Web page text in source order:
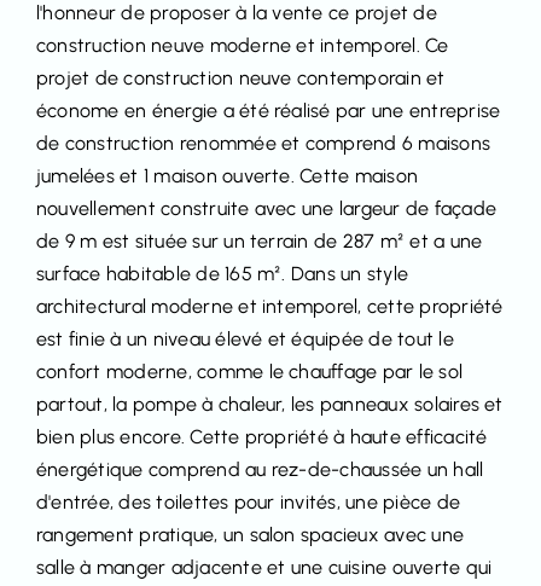
l'honneur de proposer à la vente ce projet de
construction neuve moderne et intemporel. Ce
projet de construction neuve contemporain et
économe en énergie a été réalisé par une entreprise
de construction renommée et comprend 6 maisons
jumelées et 1 maison ouverte. Cette maison
nouvellement construite avec une largeur de façade
de 9 m est située sur un terrain de 287 m² et a une
surface habitable de 165 m². Dans un style
architectural moderne et intemporel, cette propriété
est finie à un niveau élevé et équipée de tout le
confort moderne, comme le chauffage par le sol
partout, la pompe à chaleur, les panneaux solaires et
bien plus encore. Cette propriété à haute efficacité
énergétique comprend au rez-de-chaussée un hall
d'entrée, des toilettes pour invités, une pièce de
rangement pratique, un salon spacieux avec une
salle à manger adjacente et une cuisine ouverte qui